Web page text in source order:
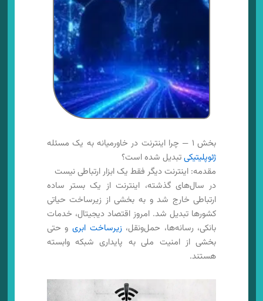
بخش ۱ — چرا اینترنت در خاورمیانه به یک مسئله
ژئوپلیتیکیتبدیل شده است؟
مقدمه: اینترنت دیگر فقط یک ابزار ارتباطی نیست
در سال‌های گذشته، اینترنت از یک بستر ساده
ارتباطی خارج شد و به بخشی از زیرساخت حیاتی
کشورها تبدیل شد. امروز اقتصاد دیجیتال، خدمات
بانکی، رسانه‌ها، حمل‌ونقل،زیرساخت ابری و حتی
بخشی از امنیت ملی به پایداری شبکه وابسته
هستند.